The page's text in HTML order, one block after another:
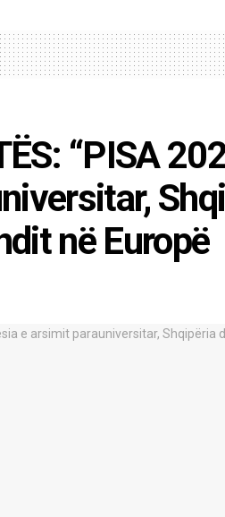
“PISA
në Europë